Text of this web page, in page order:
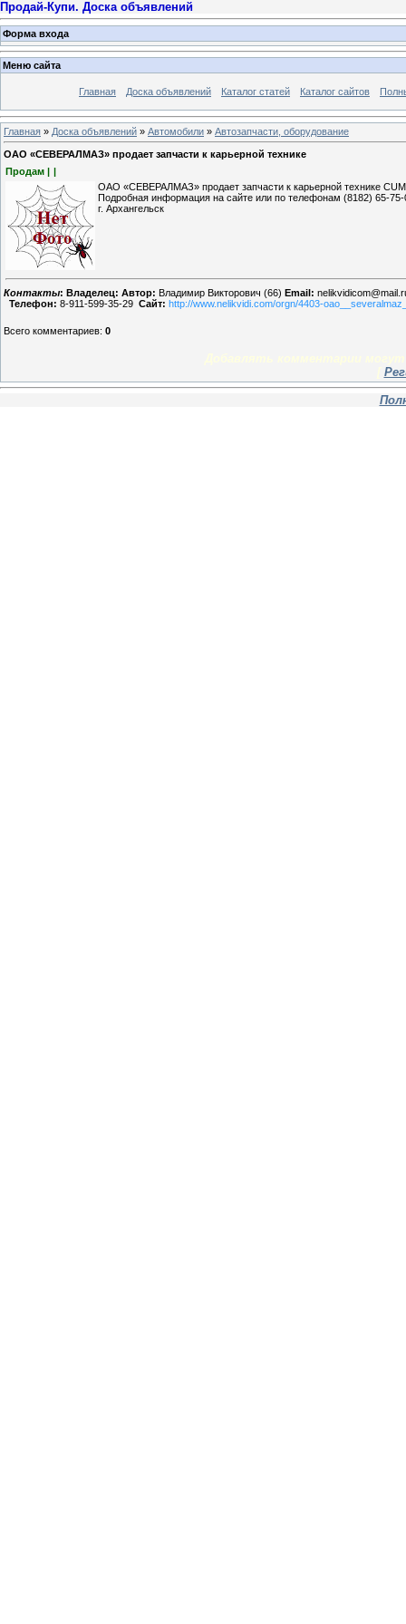
Продай-Купи. Доска объявлений
Форма входа
Меню сайта
Главная Доска объявлений Каталог статей Каталог сайтов
Главная » Доска объявлений » Автомобили » Автозапчасти, оборудование
ОАО «СЕВЕРАЛМАЗ» продает запчасти к карьерной технике
Продам | |
ОАО «СЕВЕРАЛМАЗ» продает запчасти к карьерной технике
Подробная информация на сайте или по телефонам (8182) 65-
г. Архангельск
Контакты: Владелец: Автор: Владимир Викторович (66) Email:
Телефон: 8-911-599-35-29 Сайт: http://www.nelikvidi.com/orgn/4403-
Всего комментариев: 0